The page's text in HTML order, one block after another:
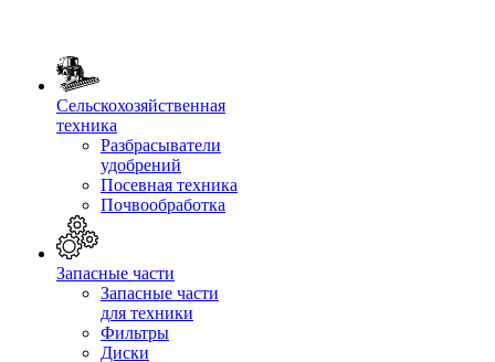
Сельскохозяйственная
техника
Разбрасыватели
удобрений
Посевная техника
Почвообработка
Запасные части
Запасные части
для техники
Фильтры
Диски